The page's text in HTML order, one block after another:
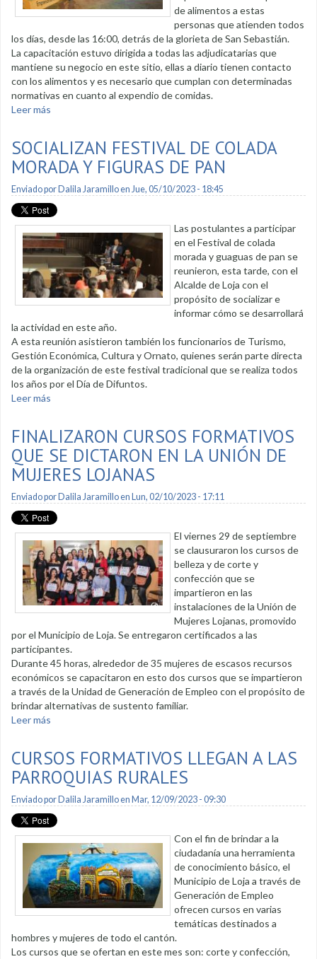
de alimentos a estas
personas que atienden todos
los días, desde las 16:00, detrás de la glorieta de San Sebastián.
La capacitación estuvo dirigida a todas las adjudicatarias que
mantiene su negocio en este sitio, ellas a diario tienen contacto
con los alimentos y es necesario que cumplan con determinadas
normativas en cuanto al expendio de comidas.
Leer más
SOCIALIZAN FESTIVAL DE COLADA
MORADA Y FIGURAS DE PAN
Enviado por Dalila Jaramilloen Jue, 05/10/2023 - 18:45
Las postulantes a participar
en el Festival de colada
morada y guaguas de pan se
reunieron, esta tarde, con el
Alcalde de Loja con el
propósito de socializar e
informar cómo se desarrollará
la actividad en este año.
A esta reunión asistieron también los funcionarios de Turismo,
Gestión Económica, Cultura y Ornato, quienes serán parte directa
de la organización de este festival tradicional que se realiza todos
los años por el Día de Difuntos.
Leer más
FINALIZARON CURSOS FORMATIVOS
QUE SE DICTARON EN LA UNIÓN DE
MUJERES LOJANAS
Enviado por Dalila Jaramilloen Lun, 02/10/2023 - 17:11
El viernes 29 de septiembre
se clausuraron los cursos de
belleza y de corte y
confección que se
impartieron en las
instalaciones de la Unión de
Mujeres Lojanas, promovido
por el Municipio de Loja. Se entregaron certificados a las
participantes.
Durante 45 horas, alrededor de 35 mujeres de escasos recursos
económicos se capacitaron en esto dos cursos que se impartieron
a través de la Unidad de Generación de Empleo con el propósito de
brindar alternativas de sustento familiar.
Leer más
CURSOS FORMATIVOS LLEGAN A LAS
PARROQUIAS RURALES
Enviado por Dalila Jaramilloen Mar, 12/09/2023 - 09:30
Con el fin de brindar a la
ciudadanía una herramienta
de conocimiento básico, el
Municipio de Loja a través de
Generación de Empleo
ofrecen cursos en varias
temáticas destinados a
hombres y mujeres de todo el cantón.
Los cursos que se ofertan en este mes son: corte y confección,